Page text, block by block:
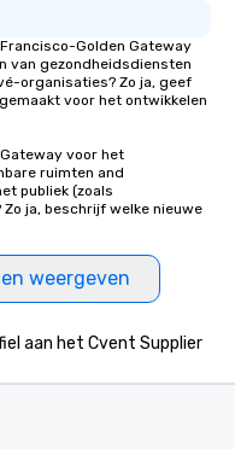
Golden Gateway
van gezondheidsdiensten
organisaties? Zo ja, geef
voor het ontwikkelen
voor het
ruimten and
publiek (zoals
ja, beschrijf welke nieuwe
weergeven
aan het Cvent Supplier